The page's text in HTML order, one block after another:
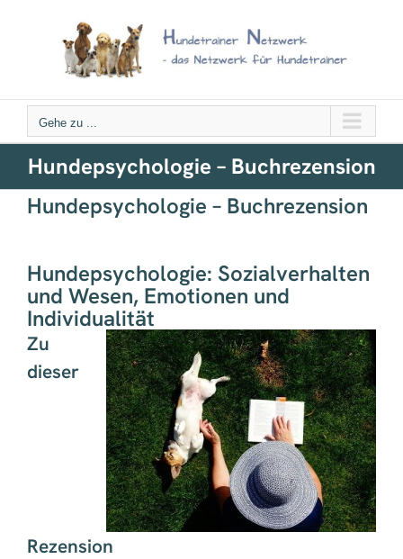
Gehe zu ...
Hundepsychologie – Buchrezension
Hundepsychologie – Buchrezension
Hundepsychologie: Sozialverhalten
und Wesen, Emotionen und
Individualität
Zu
dieser
Rezension